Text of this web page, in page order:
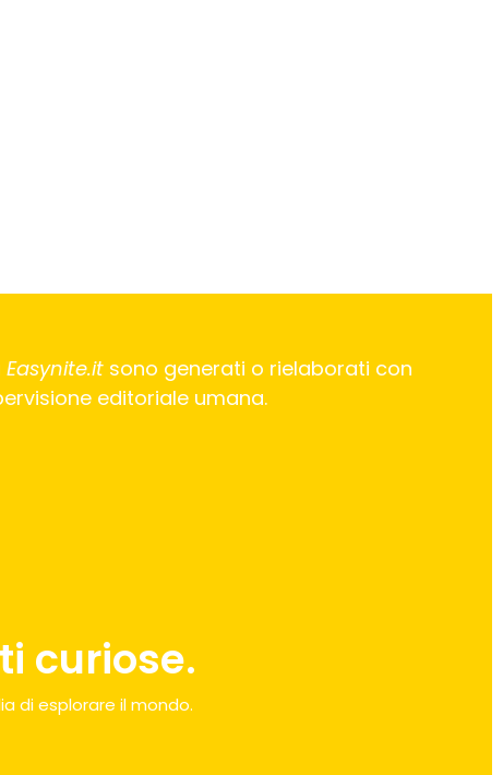
Easynite.itsono generati o rielaborati con
editoriale umana.
curiose.
di esplorare il mondo.